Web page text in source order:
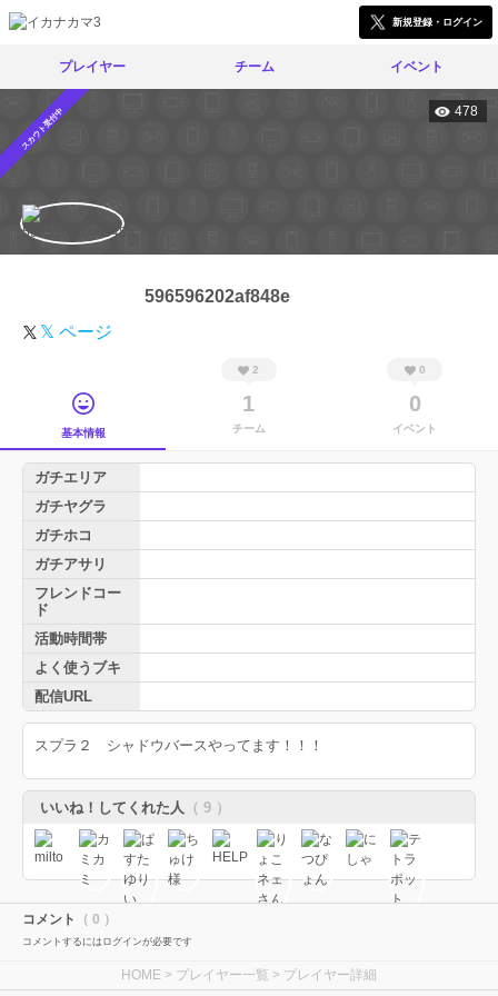
新規登録・ログイン
プレイヤー チーム イベント
スカウト受付中 478
596596202af848e
𝕏 ページ
基本情報
2
1
チーム
0
0
イベント
ガチエリア
ガチヤグラ
ガチホコ
ガチアサリ
フレンドコー
ド
活動時間帯
よく使うブキ
配信URL
スプラ２ シャドウバースやってます！！！
いいね！してくれた人 （ 9 ）
コメント （ 0 ）
コメントするにはログインが必要です
HOME > プレイヤー一覧 > プレイヤー詳細